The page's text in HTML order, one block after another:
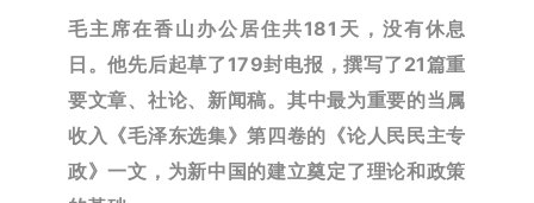
毛主席在香山办公居住共181天，没有休息
日。他先后起草了179封电报，撰写了21篇重
要文章、社论、新闻稿。 其中最为重要的当属
收入《毛泽东选集》第四卷的《论人民民主专
政》一文，为新中国的建立奠定了理论和政策